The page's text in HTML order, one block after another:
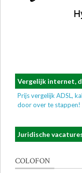
Vergelijk internet,
Prijs vergelijk ADSL,
door over te stappen!
Juridische
COLOFON